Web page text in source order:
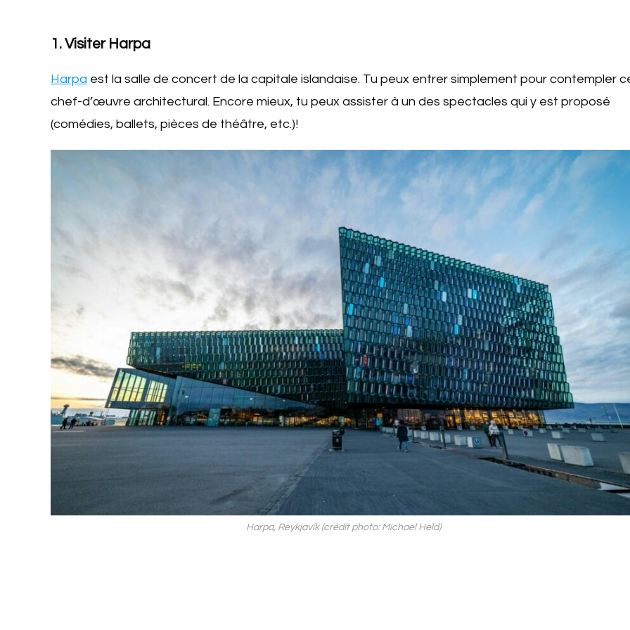
1. Visiter Harpa
Harpa est la salle de concert de la capitale islandaise. Tu peux entrer simplement pour contempler
chef-d’œuvre architectural. Encore mieux, tu peux assister à un des spectacles qui y est proposé
(comédies, ballets, pièces de théâtre, etc.)!
Harpa, Reykjavík (crédit photo: Michael Held)